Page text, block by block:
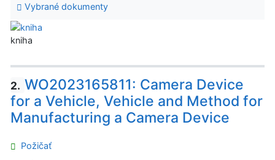
Vybrané dokumenty
kniha
2. WO2023165811: Camera Device
for a Vehicle, Vehicle and Method for
Manufacturing a Camera Device
Požičať